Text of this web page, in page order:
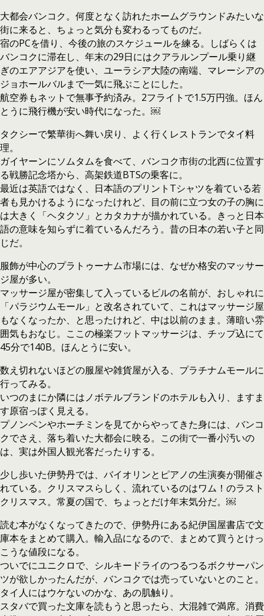
大都会バンコク。何度となく訪れたホームグラウンドみたいな
街に来ると、ちょっと気分も変わるってものだ。
宿のPCを借り、今後の旅のスケジュールを練る。しばらくは
バンコクに滞在し、年末の29日にはクアラルンプール乗り継
ぎのエアアジアを使い、ユーラシア大陸の南端、マレーシアの
ジョホールバルまで一気に飛ぶことにした。
航空券もネットで無事予約済み。2フライトで1.5万円強。ほん
とうに飛行機が安い時代になった。￼
タクシーで繁華街へ舞い戻り、よく行くレストランでタイ料
理。
ガイヤーンにソムタムを食べて、バンコク市街の北西に位置す
る戦勝記念塔から、高架鉄道BTSの乗客に。
最近は英語ではなく、日本語のプリントTシャツを着ている若
者も見かけるようになったけれど、目の前に立つ女の子の胸に
は大きく「ヘタクソ」とカタカナが描かれている。きっと日本
語の意味を知らずに着ているんだろう。昔の日本の若い子と同
じだ。
服飾が中心のプラトゥーナム市場には、なぜか格安のマッサー
ジ屋が多い。
マッサージ屋が密集して入っているビルの名前が、おしゃれに
「パラジウムモール」と改名されていて、これはマッサージ屋
もなくなったか、と思ったけれど、中は以前のまま。薄暗い雰
囲気もおなじ。ここの極楽フットマッサージは、チップ込にて
45分で140B。ほんとうに安い。
数え切れないほどの服屋や雑貨屋が入る、プラチナムモールに
行ってみる。
いつのまにか隣にはノボテルブランドのホテルも入り、ますま
す原宿っぽく見える。
プノンペンやホーチミンを見てからやってきた身には、バンコ
クでさえ、落ち着いた大都会に映る。この街で一番小汚いの
は、実は外国人観光客だったりする。
少し歩いた伊勢丹では、バイオリンとピアノの生演奏が開催さ
れている。クリスマスらしく、流れているのはワム！のラスト
クリスマス。常夏の国で、ちょっとだけ年末気分だ。￼
読む本がなくなってきたので、伊勢丹にある紀伊国屋書店で文
庫本をまとめて購入。輸入品になるので、まとめて買うとけっ
こうな値段になる。
ついでにユニクロで、シルキードライのつるつるボクサーパン
ツが欲しかったんだが、バンコクでは売っていないとのこと。
タイ人にはウケないのかな、あの肌触り。
スタバで買った文庫を読もうと思ったら、大混雑で満席。消費